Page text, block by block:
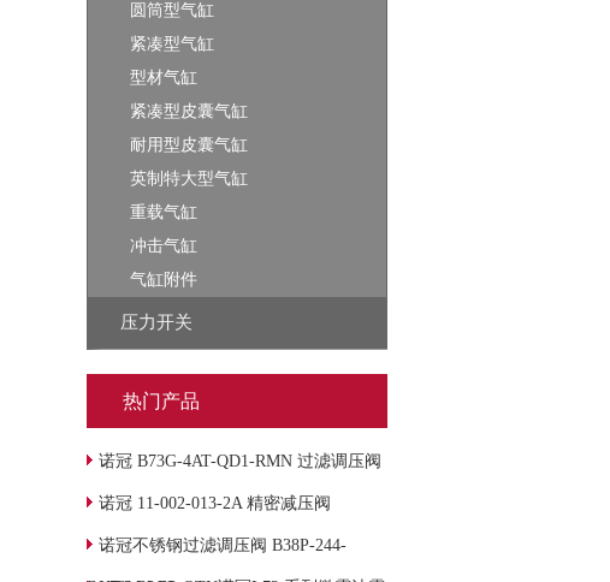
圆筒型气缸
紧凑型气缸
型材气缸
紧凑型皮囊气缸
耐用型皮囊气缸
英制特大型气缸
重载气缸
冲击气缸
气缸附件
压力开关
热门产品
诺冠 B73G-4AT-QD1-RMN 过滤调压阀
诺冠 11-002-013-2A 精密减压阀
诺冠不锈钢过滤调压阀 B38P-244-